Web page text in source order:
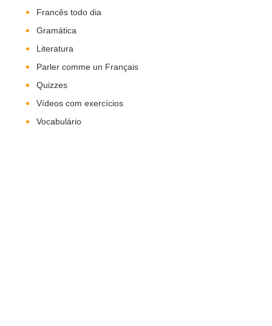
Francês todo dia
Gramática
Literatura
Parler comme un Français
Quizzes
Vídeos com exercícios
Vocabulário